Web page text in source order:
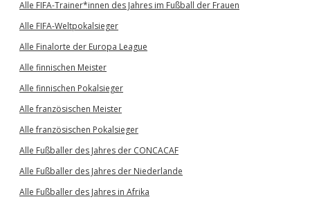
Alle FIFA-Trainer*innen des Jahres im Fußball der Frauen
Alle FIFA-Weltpokalsieger
Alle Finalorte der Europa League
Alle finnischen Meister
Alle finnischen Pokalsieger
Alle französischen Meister
Alle französischen Pokalsieger
Alle Fußballer des Jahres der CONCACAF
Alle Fußballer des Jahres der Niederlande
Alle Fußballer des Jahres in Afrika